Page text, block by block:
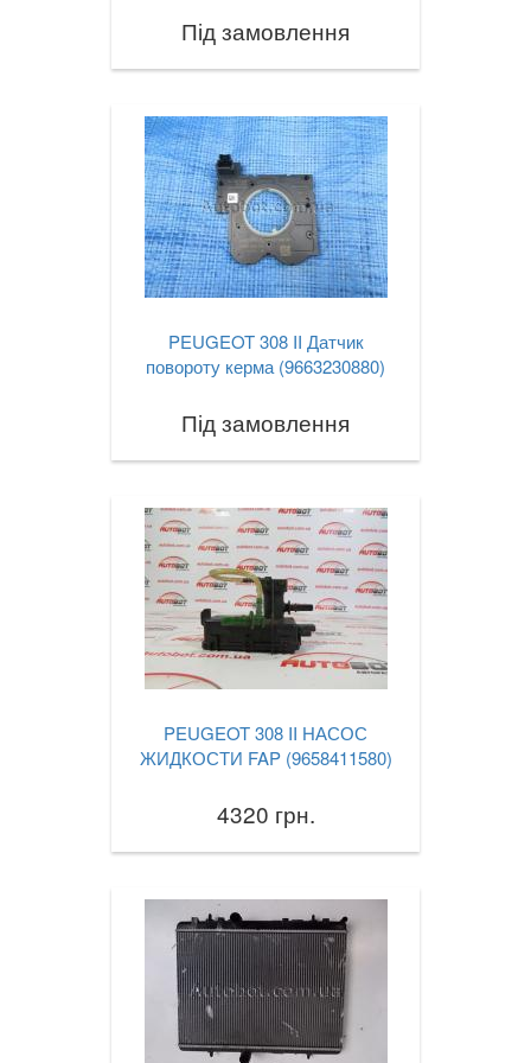
Під замовлення
PEUGEOT 308 II Датчик
повороту керма (9663230880)
Під замовлення
PEUGEOT 308 II НАСОС
ЖИДКОСТИ FAP (9658411580)
4320 грн.